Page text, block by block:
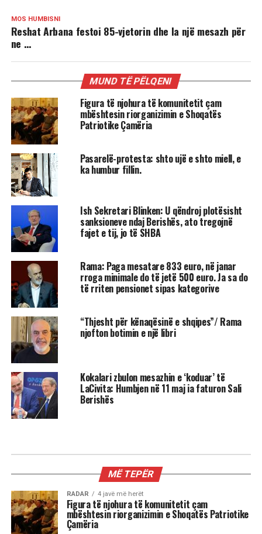
MOS HUMBISNI
Reshat Arbana festoi 85-vjetorin dhe la një mesazh për
ne …
MUND TË PËLQENI
Figura të njohura të komunitetit çam
mbështesin riorganizimin e Shoqatës
Patriotike Çamëria
Pasarelë-protesta: shto ujë e shto miell, e
ka humbur fillin.
Ish Sekretari Blinken: U qëndroj plotësisht
sanksioneve ndaj Berishës, ato tregojnë
fajet e tij, jo të SHBA
Rama: Paga mesatare 833 euro, në janar
rroga minimale do të jetë 500 euro. Ja sa do
të rriten pensionet sipas kategorive
“Thjesht për kënaqësinë e shqipes”/ Rama
njofton botimin e një libri
Kokalari zbulon mesazhin e ‘koduar’ të
LaCivita: Humbjen në 11 maj ia faturon Sali
Berishës
Reshat Arbana festoi 85-vjetorin
dhe la një mesazh për ne …